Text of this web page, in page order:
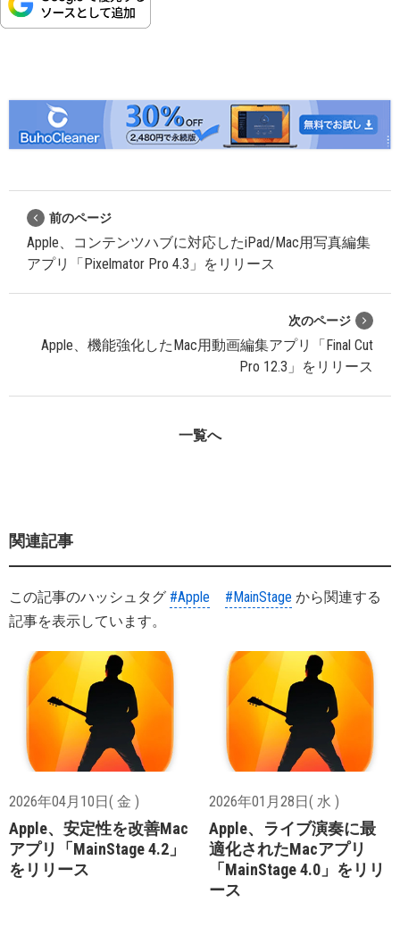
前のページ
Apple、コンテンツハブに対応したiPad/Mac用写真編集
アプリ「Pixelmator Pro 4.3」をリリース
次のページ
Apple、機能強化したMac用動画編集アプリ「Final Cut
Pro 12.3」をリリース
一覧へ
関連記事
この記事のハッシュタグ #Apple #MainStage から関連する
記事を表示しています。
2026年04月10日( 金 )
Apple、安定性を改善Mac
アプリ「MainStage 4.2」
をリリース
2026年01月28日( 水 )
Apple、ライブ演奏に最
適化されたMacアプリ
「MainStage 4.0」をリリ
ース